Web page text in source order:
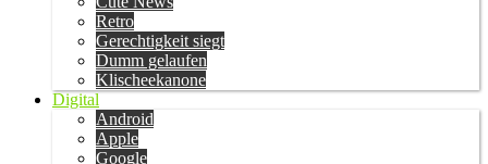
Retro
Gerechtigkeit siegt
Dumm gelaufen
Klischeekanone
Digital
Android
Apple
Google